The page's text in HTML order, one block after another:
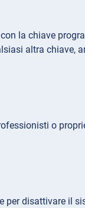
la chiave
altra chiave,
o
per disattivare il